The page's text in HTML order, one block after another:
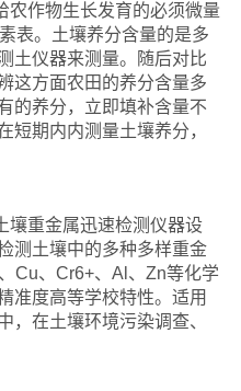
农作物生长发育的必须微量
表。土壤养分含量的是多
土仪器来测量。随后对比
这方面农田的养分含量多
的养分，立即填补含量不
短期内内测量土壤养分，
壤重金属迅速检测仪器设
测土壤中的多种多样重金
Cu、Cr6+、Al、Zn等化学
准度高等学校特性。适用
，在土壤环境污染调查、